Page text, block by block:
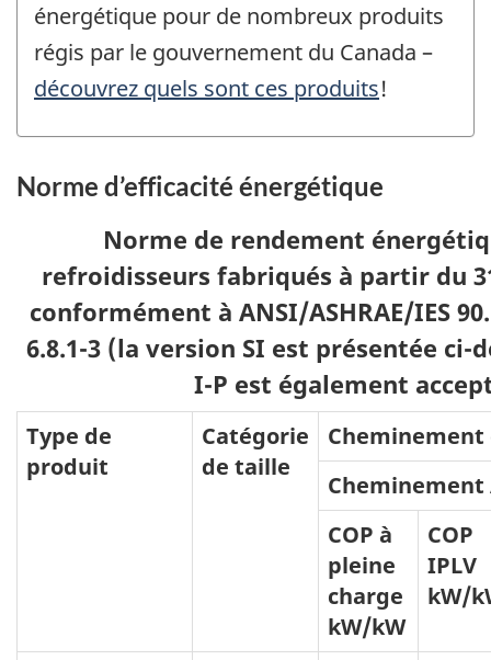
énergétique pour de nombreux produits
régis par le gouvernement du Canada –
découvrez quels sont ces produits!
Norme d’efficacité énergétique
Norme de rendement
refroidisseurs fabriqués à partir du
conformément à ANSI/ASHRAE/IES
6.8.1-3 (la version SI est présentée ci-
I-P est également
Type de
produit
Catégorie
de taille
Cheminement
COP à
pleine
charge
kW/kW
COP
IPLV
kW/